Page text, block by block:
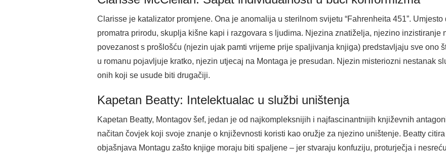
Clarisse je katalizator promjene. Ona je anomalija u sterilnom svijetu “Fahrenheita 451”.
promatra prirodu, skuplja kišne kapi i razgovara s ljudima. Njezina znatiželja, njezino inzistiranje
povezanost s prošlošću (njezin ujak pamti vrijeme prije spaljivanja knjiga) predstavljaju sve ono
u romanu pojavljuje kratko, njezin utjecaj na Montaga je presudan. Njezin misteriozni nestanak
onih koji se usude biti drugačiji.
Kapetan Beatty: Intelektualac u službi uništenja
Kapetan Beatty, Montagov šef, jedan je od najkompleksnijih i najfascinantnijih književnih
načitan čovjek koji svoje znanje o književnosti koristi kao oružje za njezino uništenje. Beatty
objašnjava Montagu zašto knjige moraju biti spaljene – jer stvaraju konfuziju, proturječja i